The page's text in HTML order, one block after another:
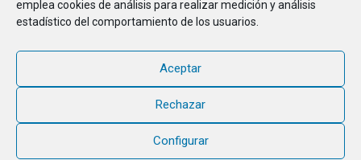
emplea cookies de análisis para realizar medición y análisis
estadístico del comportamiento de los usuarios.
Aceptar
Rechazar
Configurar
Aviso Legal
Política de Privacidad
Política de Cookies
MARINETEA, Asociación de Marineros de la E.T.E.A. y Armada, CIF G-